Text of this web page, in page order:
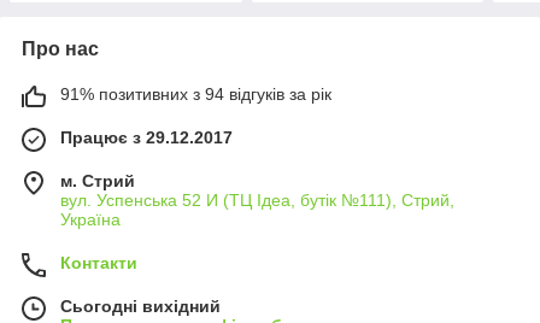
Про нас
91% позитивних з 94 відгуків за рік
Працює з 29.12.2017
м. Стрий
вул. Успенська 52 И (ТЦ Ідеа, бутік №111), Стрий,
Україна
Контакти
Сьогодні вихідний